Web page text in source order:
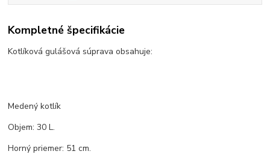
Kompletné špecifikácie
Kotlíková gulášová súprava obsahuje:
Medený kotlík
Objem: 30 L.
Horný priemer: 51 cm.